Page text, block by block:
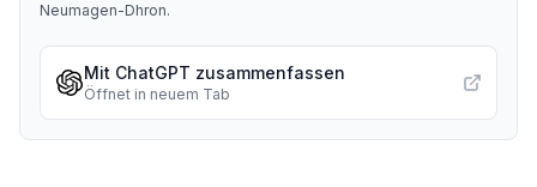
Neumagen-Dhron.
Mit ChatGPT zusammenfassen
Öffnet in neuem Tab